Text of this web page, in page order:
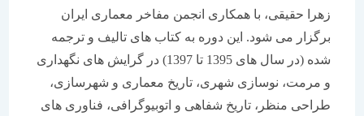
زهرا حقیقی، با همکاری انجمن مفاخر معماری ایران
برگزار می شود. این دوره به کتاب های تالیف و ترجمه
شده (در سال های 1395 تا 1397) در گرایش های نگهداری
و مرمت، نوسازی شهری، تاریخ معماری و شهرسازی،
طراحی منظر، تاریخ شفاهی و اتوبیوگرافی، فناوری های